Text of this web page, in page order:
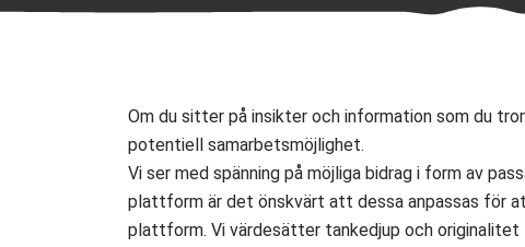
Om du sitter på insikter och information som du
potentiell samarbetsmöjlighet.
Vi ser med spänning på möjliga bidrag i form av
plattform är det önskvärt att dessa anpassas för
plattform. Vi värdesätter tankedjup och